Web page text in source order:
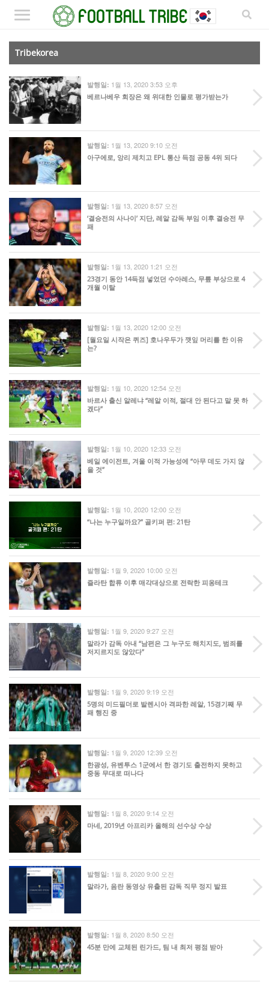
Tribekorea
발행일: 1월 13, 2020 3:53 오후
베르나베우 회장은 왜 위대한 인물로 평가받는가
발행일: 1월 13, 2020 9:10 오전
아구에로, 앙리 제치고 EPL 통산 득점 공동 4위 되다
발행일: 1월 13, 2020 8:57 오전
‘결승전의 사나이’ 지단, 레알 감독 부임 이후 결승전 무
패
발행일: 1월 13, 2020 1:21 오전
23경기 동안 14득점 넣었던 수아레스, 무릎 부상으로 4
개월 이탈
발행일: 1월 13, 2020 12:00 오전
[월요일 시작은 퀴즈] 호나우두가 깻잎 머리를 한 이유
는?
발행일: 1월 10, 2020 12:54 오전
바르사 출신 알레냐 “레알 이적, 절대 안 된다고 말 못 하
겠다”
발행일: 1월 10, 2020 12:33 오전
베일 에이전트, 겨울 이적 가능성에 “아무 데도 가지 않
을 것”
발행일: 1월 10, 2020 12:00 오전
“나는 누구일까요?” 골키퍼 편: 21탄
발행일: 1월 9, 2020 10:00 오전
즐라탄 합류 이후 매각대상으로 전락한 피옹테크
발행일: 1월 9, 2020 9:27 오전
말라가 감독 아내 “남편은 그 누구도 해치지도, 범죄를
저지르지도 않았다”
발행일: 1월 9, 2020 9:19 오전
5명의 미드필더로 발렌시아 격파한 레알, 15경기째 무
패 행진 중
발행일: 1월 9, 2020 12:39 오전
한광성, 유벤투스 1군에서 한 경기도 출전하지 못하고
중동 무대로 떠나다
발행일: 1월 8, 2020 9:14 오전
마네, 2019년 아프리카 올해의 선수상 수상
발행일: 1월 8, 2020 9:00 오전
말라가, 음란 동영상 유출된 감독 직무 정지 발표
발행일: 1월 8, 2020 8:50 오전
45분 만에 교체된 린가드, 팀 내 최저 평점 받아